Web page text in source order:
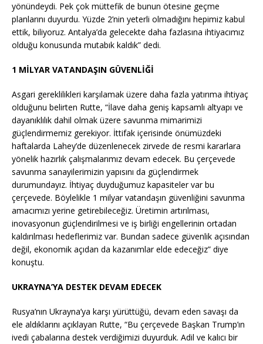
yönündeydi. Pek çok müttefik de bunun ötesine geçme
planlarını duyurdu. Yüzde 2’nin yeterli olmadığını hepimiz kabul
ettik, biliyoruz. Antalya’da gelecekte daha fazlasına ihtiyacımız
olduğu konusunda mutabık kaldık” dedi.
1 MİLYAR VATANDAŞIN GÜVENLİĞİ
Asgari gereklilikleri karşılamak üzere daha fazla yatırıma ihtiyaç
olduğunu belirten Rutte, “İlave daha geniş kapsamlı altyapı ve
dayanıklılık dahil olmak üzere savunma mimarimizi
güçlendirmemiz gerekiyor. İttifak içerisinde önümüzdeki
haftalarda Lahey’de düzenlenecek zirvede de resmi kararlara
yönelik hazırlık çalışmalarımız devam edecek. Bu çerçevede
savunma sanayilerimizin yapısını da güçlendirmek
durumundayız. İhtiyaç duyduğumuz kapasiteler var bu
çerçevede. Böylelikle 1 milyar vatandaşın güvenliğini savunma
amacımızı yerine getirebileceğiz. Üretimin artırılması,
inovasyonun güçlendirilmesi ve iş birliği engellerinin ortadan
kaldırılması hedeflerimiz var. Bundan sadece güvenlik açısından
değil, ekonomik açıdan da kazanımlar elde edeceğiz” diye
konuştu.
UKRAYNA’YA DESTEK DEVAM EDECEK
Rusya’nın Ukrayna’ya karşı yürüttüğü, devam eden savaşı da
ele aldıklarını açıklayan Rutte, “Bu çerçevede Başkan Trump’ın
ivedi çabalarına destek verdiğimizi duyurduk. Adil ve kalıcı bir